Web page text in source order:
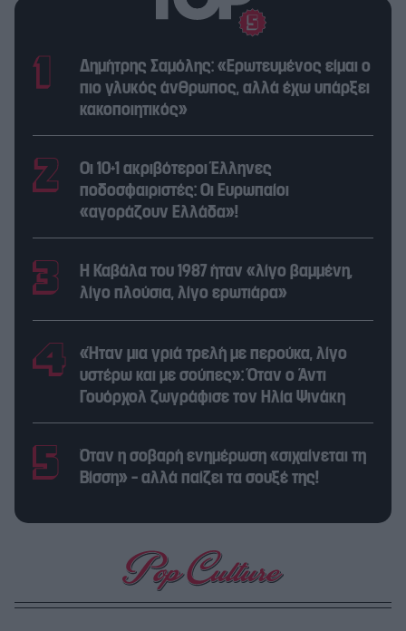
Δημήτρης Σαμόλης: «Ερωτευμένος είμαι ο
πιο γλυκός άνθρωπος, αλλά έχω υπάρξει
κακοποιητικός»
Οι 10+1 ακριβότεροι Έλληνες
ποδοσφαιριστές: Οι Ευρωπαίοι
«αγοράζουν Ελλάδα»!
Η Καβάλα του 1987 ήταν «λίγο βαμμένη,
λίγο πλούσια, λίγο ερωτιάρα»
«Ήταν μια γριά τρελή με περούκα, λίγο
υστέρω και με σούπες»: Όταν ο Άντι
Γουόρχολ ζωγράφισε τον Ηλία Ψινάκη
Όταν η σοβαρή ενημέρωση «σιχαίνεται τη
Βίσση» – αλλά παίζει τα σουξέ της!